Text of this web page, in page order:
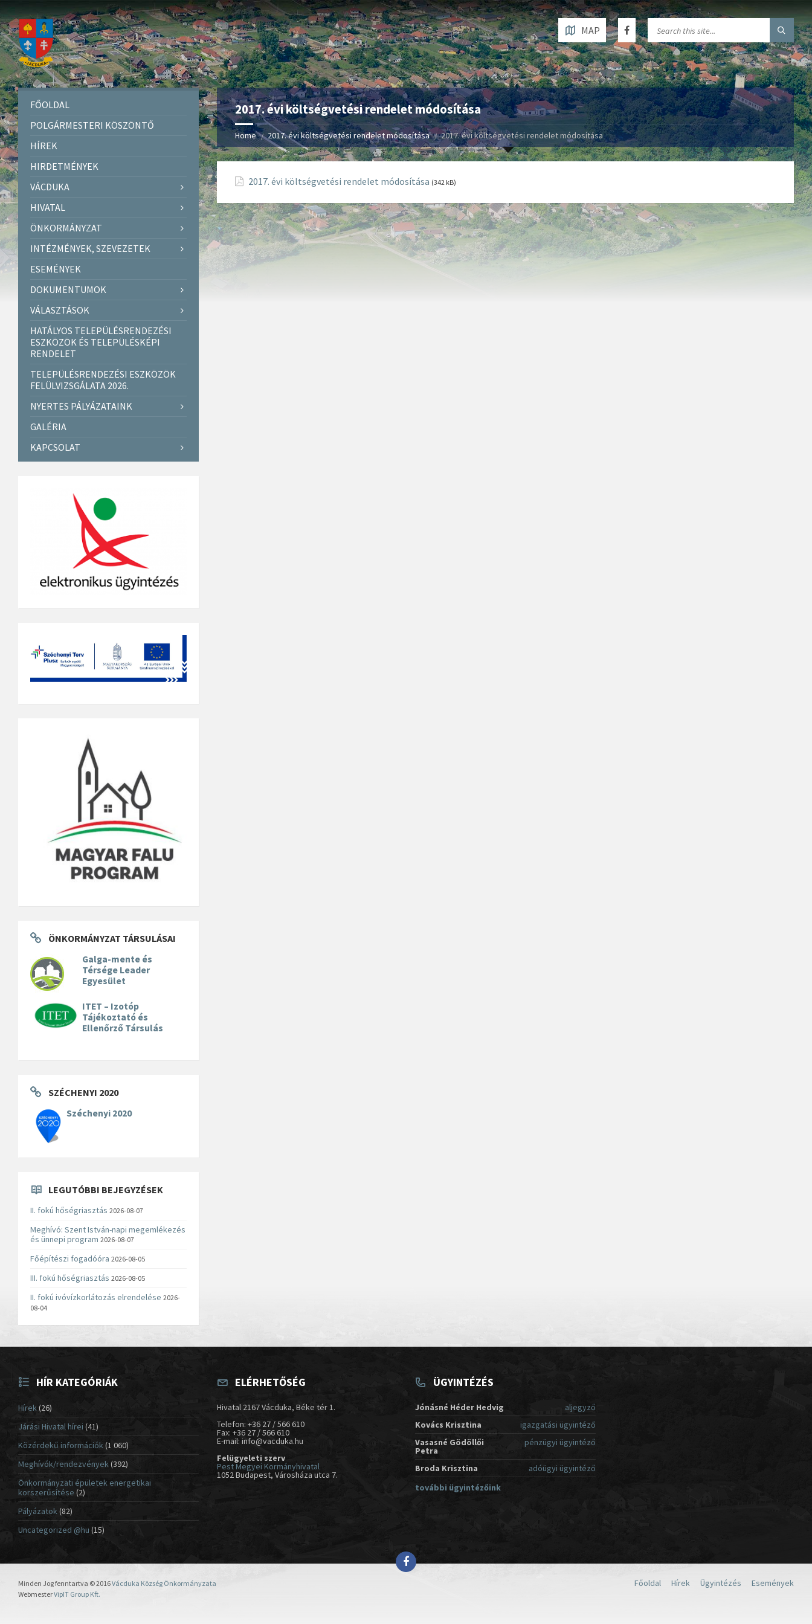
MAP
2017. évi költségvetési rendelet módosítása
Home 2017. évi költségvetési rendelet módosítása 2017. évi költségvetési rendelet módosítása
2017. évi költségvetési rendelet módosítása (342 kB)
FŐOLDAL
POLGÁRMESTERI KÖSZÖNTŐ
HÍREK
HIRDETMÉNYEK
VÁCDUKA
HIVATAL
ÖNKORMÁNYZAT
INTÉZMÉNYEK, SZEVEZETEK
ESEMÉNYEK
DOKUMENTUMOK
VÁLASZTÁSOK
HATÁLYOS TELEPÜLÉSRENDEZÉSI
ESZKÖZÖK ÉS TELEPÜLÉSKÉPI
RENDELET
TELEPÜLÉSRENDEZÉSI ESZKÖZÖK
FELÜLVIZSGÁLATA 2026.
NYERTES PÁLYÁZATAINK
GALÉRIA
KAPCSOLAT
ÖNKORMÁNYZAT TÁRSULÁSAI
Galga-mente és
Térsége Leader
Egyesület
ITET – Izotóp
Tájékoztató és
Ellenőrző Társulás
SZÉCHENYI 2020
Széchenyi 2020
LEGUTÓBBI BEJEGYZÉSEK
II. fokú hőségriasztás 2026-08-07
Meghívó: Szent István-napi megemlékezés
és ünnepi program 2026-08-07
Főépítészi fogadóóra 2026-08-05
III. fokú hőségriasztás 2026-08-05
II. fokú ivóvízkorlátozás elrendelése 2026-
08-04
HÍR KATEGÓRIÁK
Hírek (26)
Járási Hivatal hírei (41)
Közérdekű információk(1 060)
Meghívók/rendezvények(392)
Önkormányzati épületek energetikai
korszerűsítése (2)
Pályázatok(82)
Uncategorized @hu (15)
ELÉRHETŐSÉG
Hivatal 2167 Vácduka, Béke tér 1.
Telefon: +36 27 / 566 610
Fax: +36 27 / 566 610
E-mail: info@vacduka.hu
Felügyeleti szerv
Pest Megyei Kormányhivatal
1052 Budapest, Városháza utca 7.
ÜGYINTÉZÉS
Jónásné Héder Hedvig
aljegyző
Kovács Krisztina
igazgatási ügyintéző
Vasasné Gödöllői
Petra
pénzügyi ügyintéző
Broda Krisztina
adóügyi ügyintéző
további ügyintézőink
Főoldal Hírek Ügyintézés Események
Minden Jog fenntartva © 2016Vácduka Község Önkormányzata
WebmesterVipIT Group Kft.